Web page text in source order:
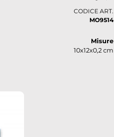
CODICE ART.
MO9514
Misure
10x12x0,2 cm